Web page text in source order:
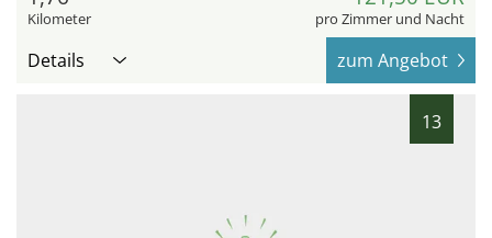
Kilometer pro Zimmer und Nacht
Details zum Angebot
13